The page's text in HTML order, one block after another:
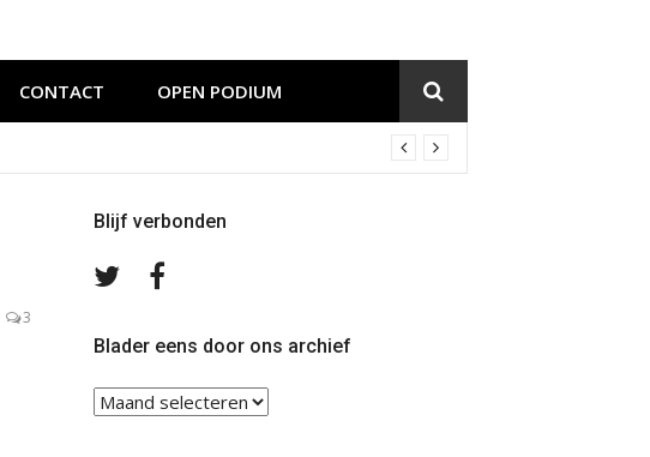
CONTACT OPEN PODIUM
3
Blijf verbonden
Volg
TwitterFacebook
Blader eens door ons archief
Blader
eens